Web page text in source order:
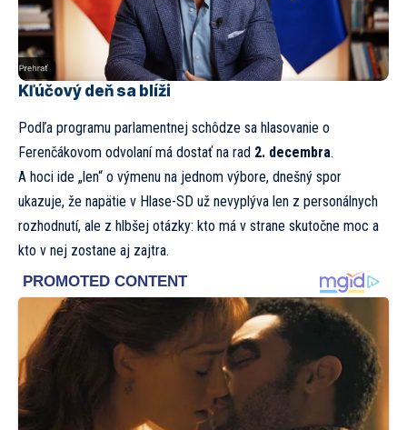
Kľúčový deň sa blíži
Podľa programu parlamentnej schôdze sa hlasovanie o
Ferenčákovom odvolaní má dostať na rad 2. decembra.
A hoci ide „len“ o výmenu na jednom výbore, dnešný spor
ukazuje, že napätie v Hlase-SD už nevyplýva len z personálnych
rozhodnutí, ale z hlbšej otázky: kto má v strane skutočne moc a
kto v nej zostane aj zajtra.